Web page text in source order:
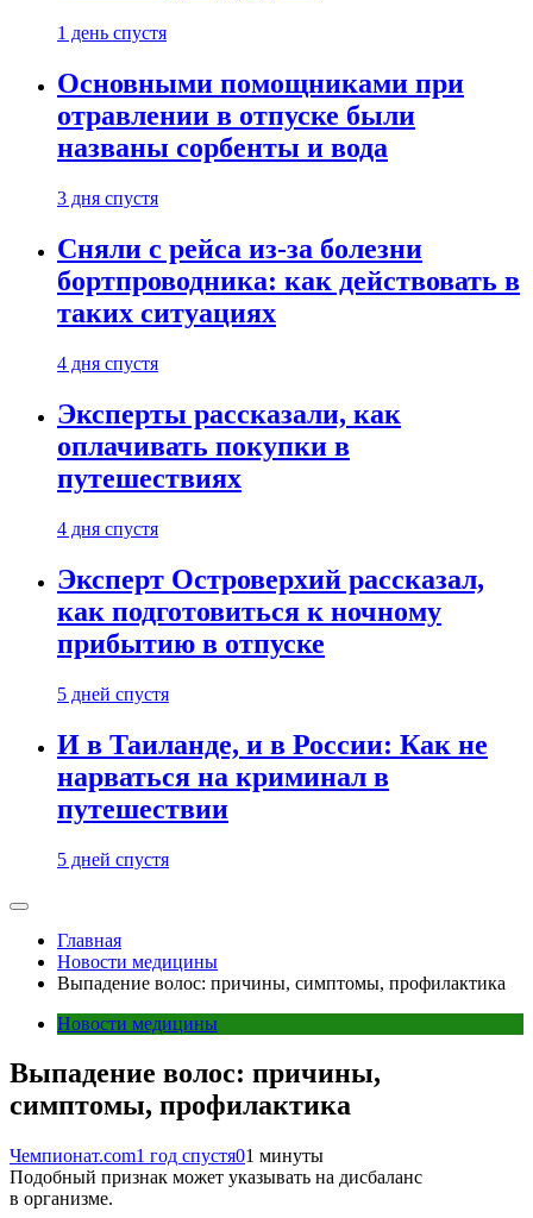
1 день спустя
Основными помощниками при
отравлении в отпуске были
названы сорбенты и вода
3 дня спустя
Сняли с рейса из-за болезни
бортпроводника: как действовать в
таких ситуациях
4 дня спустя
Эксперты рассказали, как
оплачивать покупки в
путешествиях
4 дня спустя
Эксперт Островерхий рассказал,
как подготовиться к ночному
прибытию в отпуске
5 дней спустя
И в Таиланде, и в России: Как не
нарваться на криминал в
путешествии
5 дней спустя
Главная
Новости медицины
Выпадение волос: причины, симптомы, профилактика
Новости медицины
Выпадение волос: причины,
симптомы, профилактика
Чемпионат.com1 год спустя01 минуты
Подобный признак может указывать на дисбаланс
в организме.